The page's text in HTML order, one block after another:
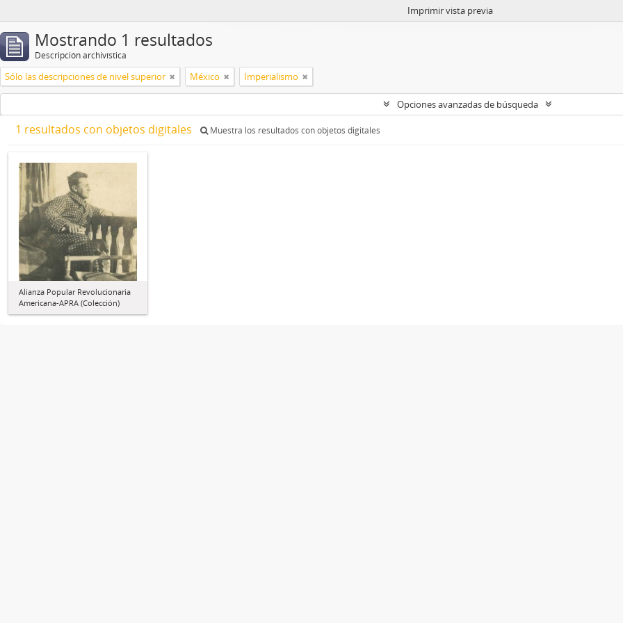
Imprimir vista previa
Mostrando 1 resultados
Descripción archivística
Sólo las descripciones de nivel superior México Imperialismo
Opciones avanzadas de búsqueda
1 resultados con objetos digitales Muestra los resultados con objetos digitales
Alianza Popular Revolucionaria
Americana-APRA (Colección)